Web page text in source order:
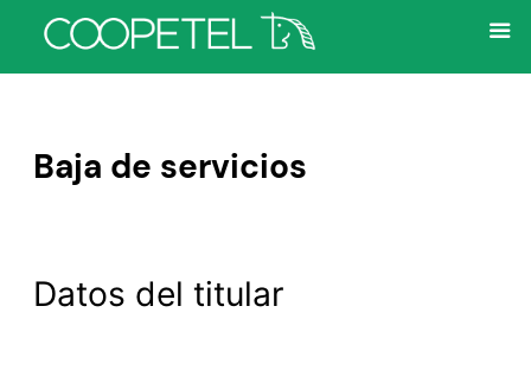
contenido
Baja de servicios
Datos del titular